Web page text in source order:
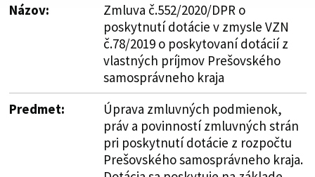
Názov:
Zmluva č.552/2020/DPR o
poskytnutí dotácie v zmysle VZN
č.78/2019 o poskytovaní dotácií z
vlastných príjmov Prešovského
samosprávneho kraja
Predmet:
Úprava zmluvných podmienok,
práv a povinností zmluvných strán
pri poskytnutí dotácie z rozpočtu
Prešovského samosprávneho kraja.